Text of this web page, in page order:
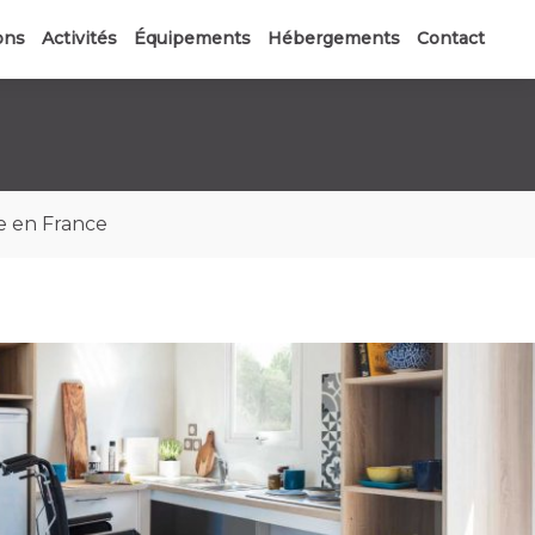
Activités Équipements Hébergements Contact
en France